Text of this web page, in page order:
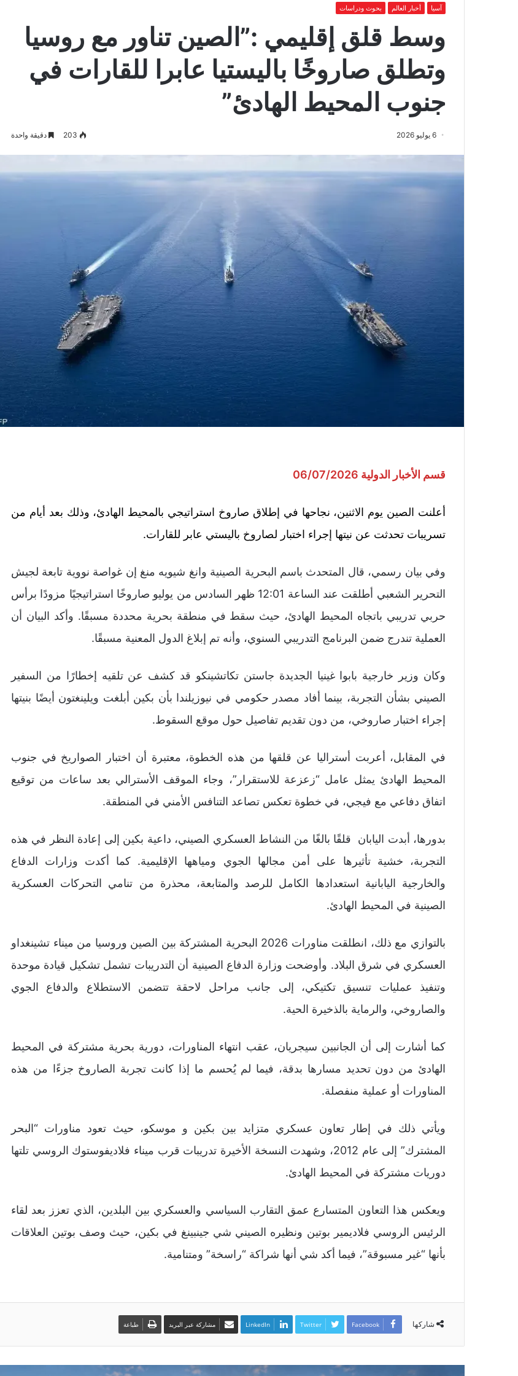
آسيا أخبار العالم بحوث ودراسات
وسط قلق إقليمي :”الصين تناور مع روسيا
وتطلق صاروخًا باليستيا عابرا للقارات في
جنوب المحيط الهادئ”
6 يوليو 2026 203 دقيقة واحدة
قسم الأخبار الدولية 06/07/2026
أعلنت الصين يوم الاثنين، نجاحها في إطلاق صاروخ استراتيجي بالمحيط الهادئ، وذلك بعد أيام من
تسريبات تحدثت عن نيتها إجراء اختبار لصاروخ باليستي عابر للقارات.
وفي بيان رسمي، قال المتحدث باسم البحرية الصينية وانغ شيويه منغ إن غواصة نووية تابعة لجيش
التحرير الشعبي أطلقت عند الساعة 12:01 ظهر السادس من يوليو صاروخًا استراتيجيًا مزودًا برأس
حربي تدريبي باتجاه المحيط الهادئ، حيث سقط في منطقة بحرية محددة مسبقًا. وأكد البيان أن
العملية تندرج ضمن البرنامج التدريبي السنوي، وأنه تم إبلاغ الدول المعنية مسبقًا.
وكان وزير خارجية بابوا غينيا الجديدة جاستن تكاتشينكو قد كشف عن تلقيه إخطارًا من السفير
الصيني بشأن التجربة، بينما أفاد مصدر حكومي في نيوزيلندا بأن بكين أبلغت ويلينغتون أيضًا بنيتها
إجراء اختبار صاروخي، من دون تقديم تفاصيل حول موقع السقوط.
في المقابل، أعربت أستراليا عن قلقها من هذه الخطوة، معتبرة أن اختبار الصواريخ في جنوب
المحيط الهادئ يمثل عامل “زعزعة للاستقرار”، وجاء الموقف الأسترالي بعد ساعات من توقيع
اتفاق دفاعي مع فيجي، في خطوة تعكس تصاعد التنافس الأمني في المنطقة.
بدورها، أبدت اليابان قلقًا بالغًا من النشاط العسكري الصيني، داعية بكين إلى إعادة النظر في هذه
التجربة، خشية تأثيرها على أمن مجالها الجوي ومياهها الإقليمية. كما أكدت وزارات الدفاع
والخارجية اليابانية استعدادها الكامل للرصد والمتابعة، محذرة من تنامي التحركات العسكرية
الصينية في المحيط الهادئ.
بالتوازي مع ذلك، انطلقت مناورات 2026 البحرية المشتركة بين الصين وروسيا من ميناء تشينغداو
العسكري في شرق البلاد. وأوضحت وزارة الدفاع الصينية أن التدريبات تشمل تشكيل قيادة موحدة
وتنفيذ عمليات تنسيق تكتيكي، إلى جانب مراحل لاحقة تتضمن الاستطلاع والدفاع الجوي
والصاروخي، والرماية بالذخيرة الحية.
كما أشارت إلى أن الجانبين سيجريان، عقب انتهاء المناورات، دورية بحرية مشتركة في المحيط
الهادئ من دون تحديد مسارها بدقة، فيما لم يُحسم ما إذا كانت تجربة الصاروخ جزءًا من هذه
المناورات أو عملية منفصلة.
ويأتي ذلك في إطار تعاون عسكري متزايد بين بكين و موسكو، حيث تعود مناورات “البحر
المشترك” إلى عام 2012، وشهدت النسخة الأخيرة تدريبات قرب ميناء فلاديفوستوك الروسي تلتها
دوريات مشتركة في المحيط الهادئ.
ويعكس هذا التعاون المتسارع عمق التقارب السياسي والعسكري بين البلدين، الذي تعزز بعد لقاء
الرئيس الروسي فلاديمير بوتين ونظيره الصيني شي جينبينغ في بكين، حيث وصف بوتين العلاقات
بأنها “غير مسبوقة”، فيما أكد شي أنها شراكة “راسخة” ومتنامية.
شاركها Facebook
Twitter
LinkedIn مشاركة عبر البريد طباعة